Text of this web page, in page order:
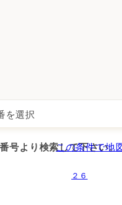
を選択
号より検索して下さい。
この条件で地
２６